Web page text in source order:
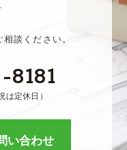
談ください。
定休日）
い合わせ